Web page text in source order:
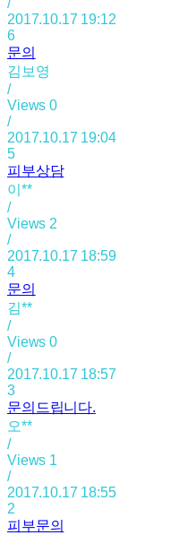
/
2017.10.17 19:12
6
문의
김보영
/
Views0
/
2017.10.17 19:04
5
피부상담
이**
/
Views 2
/
2017.10.17 18:59
4
문의
김**
/
Views0
/
2017.10.17 18:57
3
문의드립니다.
오**
/
Views 1
/
2017.10.17 18:55
2
피부문의